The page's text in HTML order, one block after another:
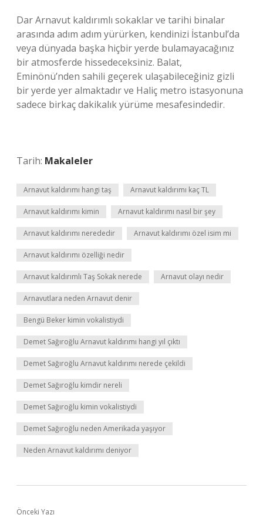
Dar Arnavut kaldırımlı sokaklar ve tarihi binalar
arasında adım adım yürürken, kendinizi İstanbul’da
veya dünyada başka hiçbir yerde bulamayacağınız
bir atmosferde hissedeceksiniz. Balat,
Eminönü’nden sahili geçerek ulaşabileceğiniz gizli
bir yerde yer almaktadır ve Haliç metro istasyonuna
sadece birkaç dakikalık yürüme mesafesindedir.
Tarih: Makaleler
Arnavut kaldırımı hangi taş Arnavut kaldırımı kaç TL
Arnavut kaldırımı kimin Arnavut kaldırımı nasıl bir şey
Arnavut kaldırımı nerededir Arnavut kaldırımı özel isim mi
Arnavut kaldırımı özelliği nedir
Arnavut kaldırımlı Taş Sokak nerede Arnavut olayı nedir
Arnavutlara neden Arnavut denir
Bengü Beker kimin vokalistiydi
Demet Sağıroğlu Arnavut kaldırımı hangi yıl çıktı
Demet Sağıroğlu Arnavut kaldırımı nerede çekildi
Demet Sağıroğlu kimdir nereli
Demet Sağıroğlu kimin vokalistiydi
Demet Sağıroğlu neden Amerikada yaşıyor
Neden Arnavut kaldırımı deniyor
Önceki Yazı